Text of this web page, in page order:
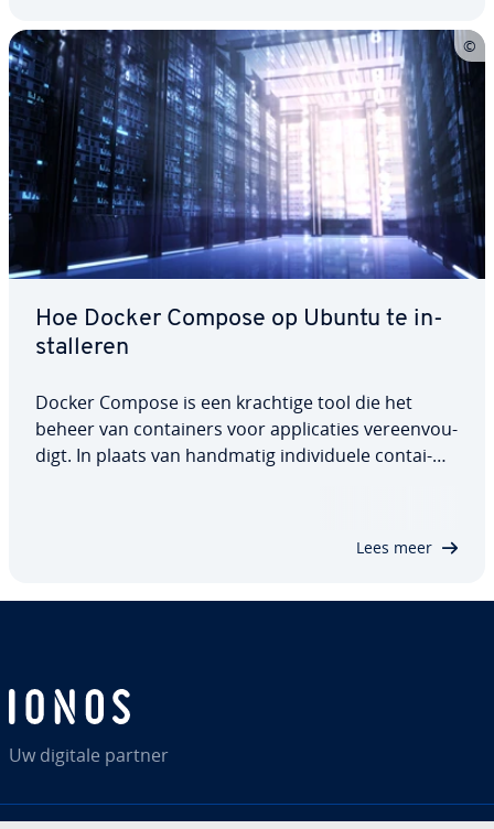
Hoe Docker Compose op Ubuntu te in­
stal­le­ren
Docker Compose is een krachtige tool die het
beheer van con­tai­ners voor ap­pli­ca­ties ver­een­vou­
digt. In plaats van handmatig in­di­vi­du­e­le con­tai­
Lees meer
Uw digitale partner